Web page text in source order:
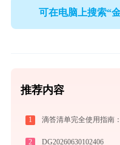
可在电脑上搜索“
推荐内容
1
2 DG20260630102406